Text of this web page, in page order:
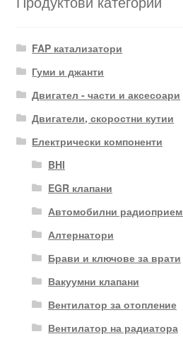
FAP катализатори
Гуми и джанти
Двигател - части и аксесоари
Двигатели, скоростни кутии
Електрически компоненти
BHI
EGR клапани
Автомобилни
Алтернатори
Брави и ключове за врати
Вакуумни клапани
Вентилатор за отопление
Вентилатор на радиатора